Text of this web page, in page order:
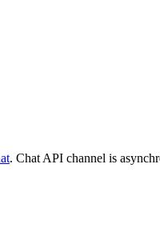
. Chat API channel is